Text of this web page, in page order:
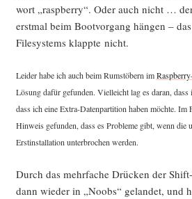
wort „raspber­ry“. Oder auch nicht …
erst­mal beim Boot­vor­gang hän­gen –
File­sys­tems klapp­te nicht.
Lei­der habe ich auch beim Rum­stö­bern im
Lösung dafür gefun­den. Viel­leicht lag es dar­an, dass
dass ich eine Extra-Daten­par­ti­ti­on haben möch­te. Im
Hin­weis gefun­den, dass es Pro­ble­me gibt, wenn die
Erst­in­stal­la­ti­on unter­bro­chen werden.
Durch das mehr­fa­che Drü­cken der
dann wie­der in „Noobs“ gelan­det, und